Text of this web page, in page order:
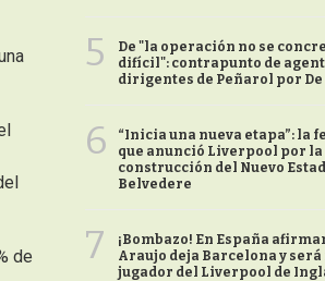
de
5
De "la operación no se
difícil": contrapunto de
dirigentes de Peñarol por De
6
“Inicia una nueva etapa”: la
que anunció Liverpool por la
construcción del Nuevo
Belvedere
7
¡Bombazo! En España
Araujo deja Barcelona y será
jugador del Liverpool de